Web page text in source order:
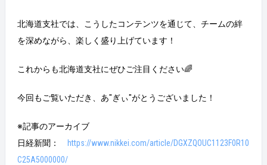
北海道支社では、こうしたコンテンツを通じて、チームの絆
を深めながら、楽しく盛り上げています！
これからも北海道支社にぜひご注目ください🌈
今回もご覧いただき、あ"ぎぃ"がとうございました！
※記事のアーカイブ
日経新聞：
https://www.nikkei.com/article/DGXZQOUC1123F0R10
C25A5000000/